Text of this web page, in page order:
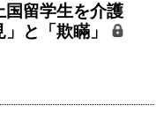
国留学生を介護
と「欺瞞」